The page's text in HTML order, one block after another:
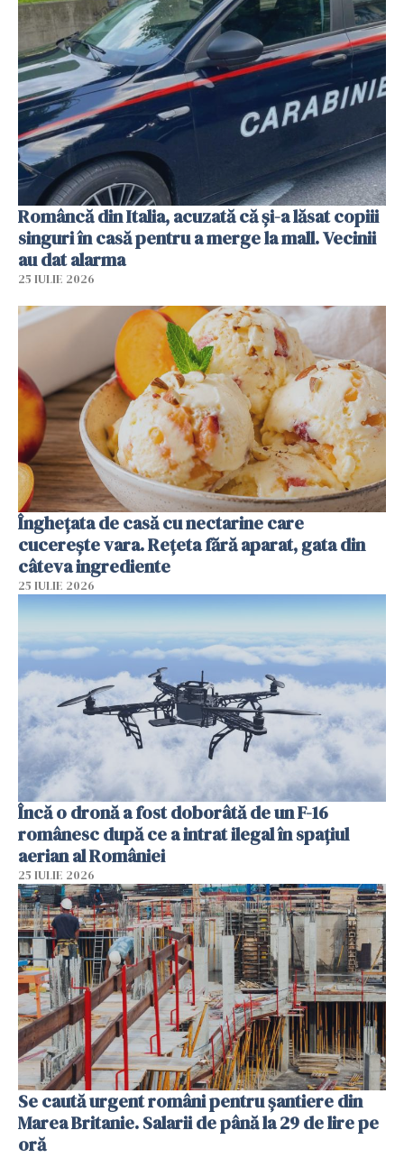
Româncă din Italia, acuzată că și-a lăsat copiii
singuri în casă pentru a merge la mall. Vecinii
au dat alarma
25 IULIE 2026
Înghețata de casă cu nectarine care
cucerește vara. Rețeta fără aparat, gata din
câteva ingrediente
25 IULIE 2026
Încă o dronă a fost doborâtă de un F-16
românesc după ce a intrat ilegal în spațiul
aerian al României
25 IULIE 2026
Se caută urgent români pentru șantiere din
Marea Britanie. Salarii de până la 29 de lire pe
oră